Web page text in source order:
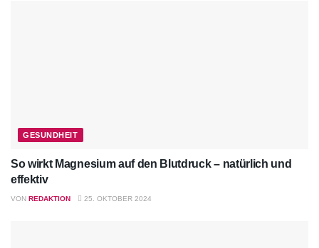
GESUNDHEIT
So wirkt Magnesium auf den Blutdruck – natürlich und
effektiv
VON REDAKTION 25. OKTOBER 2024